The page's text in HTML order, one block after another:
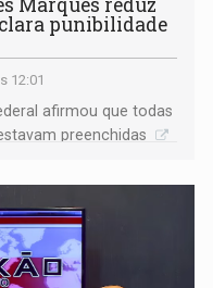
punibilidade
12:01
afirmou que todas
preenchidas